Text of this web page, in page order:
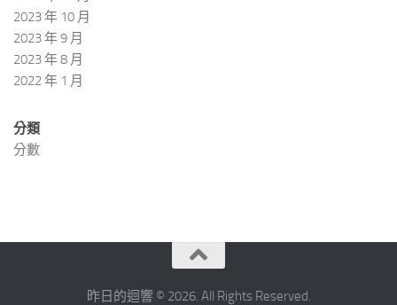
2023 年 10 月
2023 年 9 月
2023 年 8 月
2022 年 1 月
分類
分數
昨日的迴響 © 2026. All Rights Reserved.